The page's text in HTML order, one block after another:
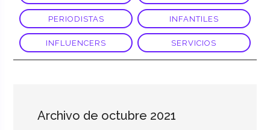
PERIODISTAS INFANTILES
INFLUENCERS SERVICIOS
Archivo de octubre 2021